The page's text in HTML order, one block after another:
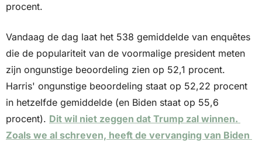
procent.
Vandaag de dag laat het 538 gemiddelde van enquêtes
die de populariteit van de voormalige president meten
zijn ongunstige beoordeling zien op 52,1 procent.
Harris' ongunstige beoordeling staat op 52,22 procent
in hetzelfde gemiddelde (en Biden staat op 55,6
procent). Dit wil niet zeggen dat Trump zal winnen.
Zoals we al schreven, heeft de vervanging van Biden